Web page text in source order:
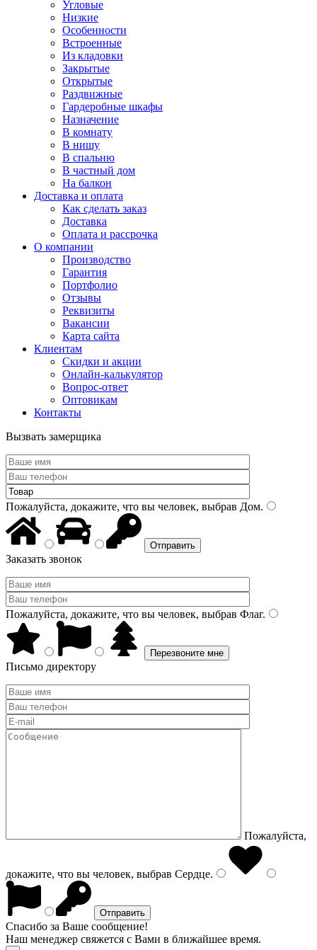
Угловые
Низкие
Особенности
Встроенные
Из кладовки
Закрытые
Открытые
Раздвижные
Гардеробные шкафы
Назначение
В комнату
В нишу
В спальню
В частный дом
На балкон
Доставка и оплата
Как сделать заказ
Доставка
Оплата и рассрочка
О компании
Производство
Гарантия
Портфолио
Отзывы
Реквизиты
Вакансии
Карта сайта
Клиентам
Скидки и акции
Онлайн-калькулятор
Вопрос-ответ
Оптовикам
Контакты
Вызвать замерщика
Пожалуйста, докажите, что вы человек, выбрав Дом.
Заказать звонок
Пожалуйста, докажите, что вы человек, выбрав Флаг.
Письмо директору
Пожалуйста,
докажите, что вы человек, выбрав Сердце.
Спасибо за Ваше сообщение!
Наш менеджер свяжется с Вами в ближайшее время.